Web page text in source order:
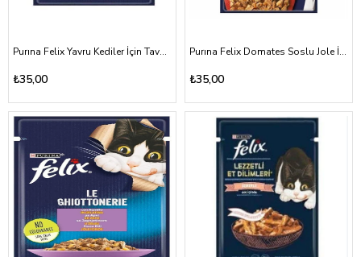
Purına Felix Yavru Kediler İçin Tavuklu Jole İçinde Kedi Maması 85 Gr
₺35,00
Purına Felix Domates Soslu Jole İçinde Sığır Etli Kedi Maması 85 Gr
₺35,00